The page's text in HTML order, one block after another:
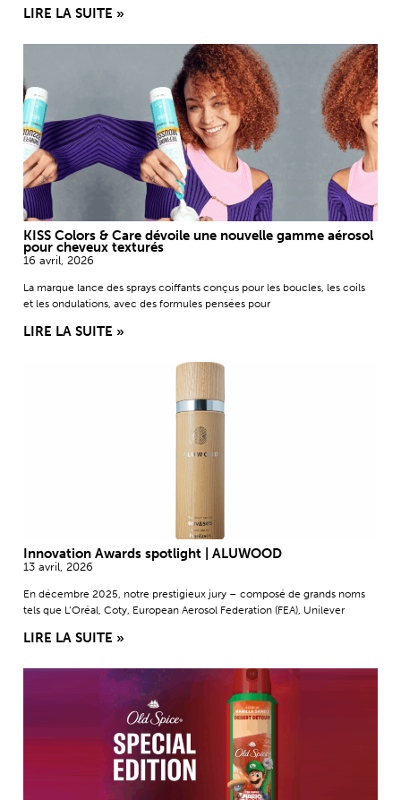
LIRE LA SUITE »
KISS Colors & Care dévoile une nouvelle gamme aérosol
pour cheveux texturés
16 avril, 2026
La marque lance des sprays coiffants conçus pour les boucles, les coils
et les ondulations, avec des formules pensées pour
LIRE LA SUITE »
Innovation Awards spotlight | ALUWOOD
13 avril, 2026
En décembre 2025, notre prestigieux jury – composé de grands noms
tels que L’Oréal, Coty, European Aerosol Federation (FEA), Unilever
LIRE LA SUITE »